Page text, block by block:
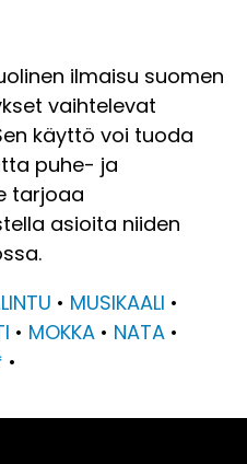
ilmaisu suomen
vaihtelevat
käyttö voi tuoda
puhe- ja
tarjoaa
asioita niiden
• MUSIKAALI •
• MOKKA • NATA •
•